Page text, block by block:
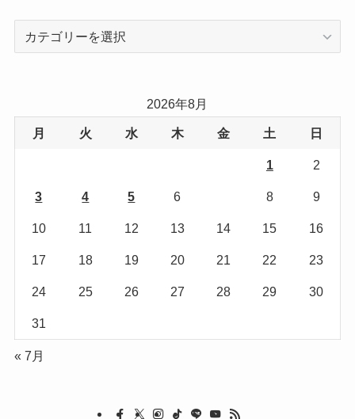
2026年8月
月 火 水 木 金 土 日
1 2
3 4 5 6 8 9
10 11 12 13 14 15 16
17 18 19 20 21 22 23
24 25 26 27 28 29 30
31
« 7月